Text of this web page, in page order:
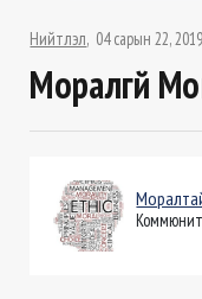
Нийтлэл 04 сарын 22, 2019
Моралгүй